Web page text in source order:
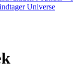
Universe